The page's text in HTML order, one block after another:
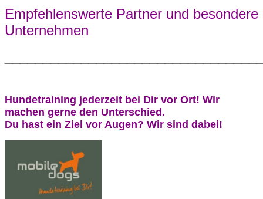
Empfehlenswerte Partner und besondere
Unternehmen
Hundetraining jederzeit bei Dir vor Ort! Wir
machen gerne den Unterschied.
Du hast ein Ziel vor Augen? Wir sind dabei!